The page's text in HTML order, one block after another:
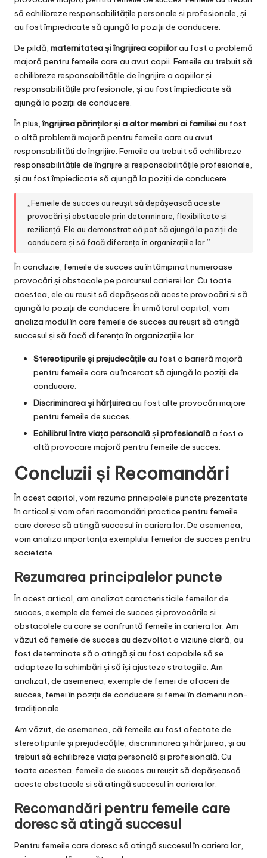
să echilibreze responsabilitățile personale și profesionale, și
au fost împiedicate să ajungă la poziții de conducere.
De pildă, maternitatea și îngrijirea copiilorau fost o problemă
majoră pentru femeile care au avut copii. Femeile au trebuit să
echilibreze responsabilitățile de îngrijire a copiilor și
responsabilitățile profesionale, și au fost împiedicate să
ajungă la poziții de conducere.
În plus,îngrijirea părinților și a altor membri ai familieiau fost
o altă problemă majoră pentru femeile care au avut
responsabilități de îngrijire. Femeile au trebuit să echilibreze
responsabilitățile de îngrijire și responsabilitățile profesionale,
și au fost împiedicate să ajungă la poziții de conducere.
„Femeile de succes au reușit să depășească aceste
provocări și obstacole prin determinare, flexibilitate și
reziliență. Ele au demonstrat că pot să ajungă la poziții de
conducere și să facă diferența în organizațiile lor.”
În concluzie, femeile de succes au întâmpinat numeroase
provocări și obstacole pe parcursul carierei lor. Cu toate
acestea, ele au reușit să depășească aceste provocări și să
ajungă la poziții de conducere. În următorul capitol, vom
analiza modul în care femeile de succes au reușit să atingă
succesul și să facă diferența în organizațiile lor.
Stereotipurile și prejudecățileau fost o barieră majoră
pentru femeile care au încercat să ajungă la poziții de
conducere.
Discriminarea și hărțuireaau fost alte provocări majore
pentru femeile de succes.
Echilibrul între viața personală și profesionalăa fost o
altă provocare majoră pentru femeile de succes.
Concluzii și Recomandări
În acest capitol, vom rezuma principalele puncte prezentate
în articol și vom oferi recomandări practice pentru femeile
care doresc să atingă succesul în cariera lor. De asemenea,
vom analiza importanța exemplului femeilor de succes pentru
societate.
Rezumarea principalelor puncte
În acest articol, am analizat caracteristicile femeilor de
succes, exemple de femei de succes și provocările și
obstacolele cu care se confruntă femeile în cariera lor. Am
văzut că femeile de succes au dezvoltat o viziune clară, au
fost determinate să o atingă și au fost capabile să se
adapteze la schimbări și să își ajusteze strategiile. Am
analizat, de asemenea, exemple de femei de afaceri de
succes, femei în poziții de conducere și femei în domenii non-
tradiționale.
Am văzut, de asemenea, că femeile au fost afectate de
stereotipurile și prejudecățile, discriminarea și hărțuirea, și au
trebuit să echilibreze viața personală și profesională. Cu
toate acestea, femeile de succes au reușit să depășească
aceste obstacole și să atingă succesul în cariera lor.
Recomandări pentru femeile care
doresc să atingă succesul
Pentru femeile care doresc să atingă succesul în cariera lor,